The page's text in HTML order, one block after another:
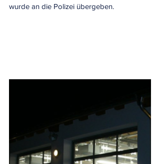
wurde an die Polizei übergeben.